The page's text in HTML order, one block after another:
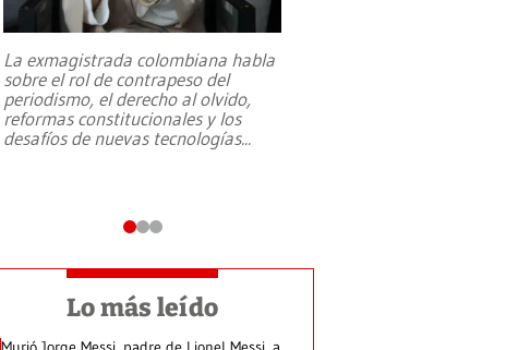
La exmagistrada colombiana habla
sobre el rol de contrapeso del
periodismo, el derecho al olvido,
reformas constitucionales y los
desafíos de nuevas tecnologías...
Lo más leído